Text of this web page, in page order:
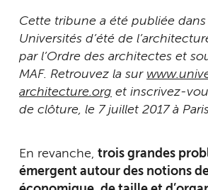
Cette tribune a été publiée
Universités d’été de
par l’Ordre des architectes et
MAF. Retrouvez la sur
architecture.org et inscrivez-
de clôture, le 7 juillet 2017 à
En revanche, trois grandes
émergent autour des notions